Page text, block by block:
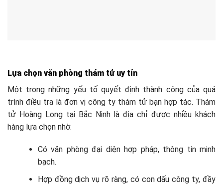
Lựa chọn văn phòng thám tử uy tín
Một trong những yếu tố quyết định thành công của quá
trình điều tra là đơn vị công ty thám tử bạn hợp tác. Thám
tử Hoàng Long tại Bắc Ninh là địa chỉ được nhiều khách
hàng lựa chọn nhờ:
Có văn phòng đại diện hợp pháp, thông tin minh
bạch.
Hợp đồng dịch vụ rõ ràng, có con dấu công ty, đầy